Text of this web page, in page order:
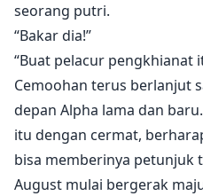
seorang putri.
“Bakar dia!”
“Buat pelacur pengkhianat
Cemoohan terus berlanjut
depan Alpha lama dan
itu dengan cermat,
bisa memberinya petunjuk
August mulai bergerak